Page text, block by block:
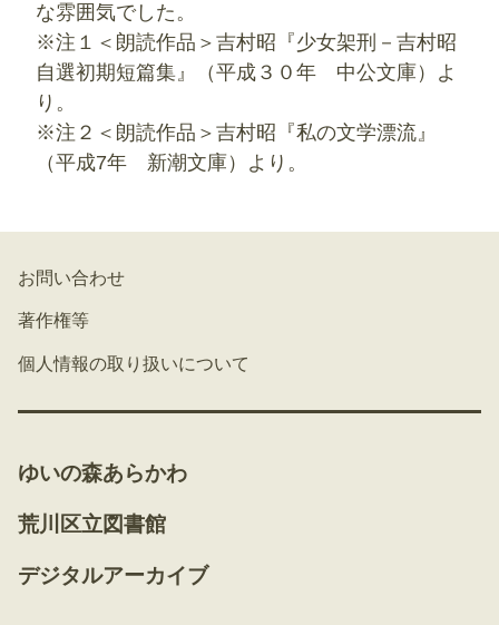
な雰囲気でした。
※注１＜朗読作品＞吉村昭『少女架刑－吉村昭
自選初期短篇集』（‎平成３０年 中公文庫）よ
り。
※注２＜朗読作品＞吉村昭『私の文学漂流』
（平成7年 新潮文庫）より。
お問い合わせ
著作権等
個人情報の取り扱いについて
ゆいの森あらかわ
荒川区立図書館
デジタルアーカイブ